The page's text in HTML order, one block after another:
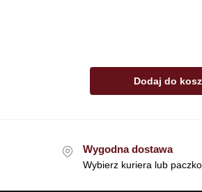
Dodaj do
Wygodna dostawa
Wybierz kuriera lub